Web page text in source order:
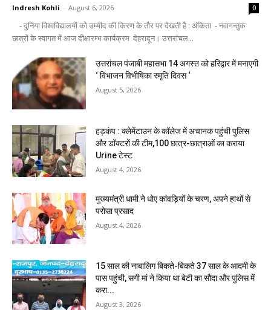
Indresh Kohli - August 6, 2026 0
- दुनिया विश्वविद्यालयों को उम्मीद की किरण के तौर पर देखती है : अंकिता - नवागन्तुक
छात्रों के स्वागत में आज दीक्षारम्भ कार्यक्रम देहरादून। उत्तरांचल...
उत्तरांचल पंजाबी महासभा 14 अगस्त को हरिद्वार में मनाएगी
‘ विभाजन विभीषिका स्मृति दिवस ‘
August 5, 2026
हड़कंप : क्लेमेंटाउन के कॉलेज में अचानक पहुंची पुलिस
और डॉक्टरों की टीम,100 छात्र-छात्राओं का कराया
Urine टेस्ट
August 4, 2026
मुख्यमंत्री धामी ने धोए कांवड़ियों के चरण, अपने हाथों से
परोसा प्रसाद
August 4, 2026
15 साल की नाबालिग बिकते-बिकते 37 साल के आदमी के
पास पहुंची, सगी मां ने किया था बेटी का सौदा और पुलिस में
करा...
August 3, 2026